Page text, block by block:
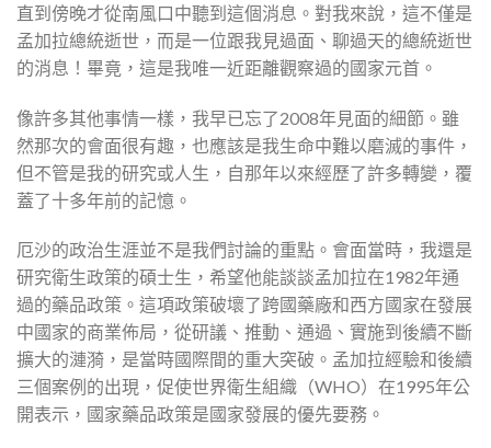
直到傍晚才從南風口中聽到這個消息。對我來說，這不僅是
孟加拉總統逝世，而是一位跟我見過面、聊過天的總統逝世
的消息！畢竟，這是我唯一近距離觀察過的國家元首。
像許多其他事情一樣，我早已忘了2008年見面的細節。雖
然那次的會面很有趣，也應該是我生命中難以磨滅的事件，
但不管是我的研究或人生，自那年以來經歷了許多轉變，覆
蓋了十多年前的記憶。
厄沙的政治生涯並不是我們討論的重點。會面當時，我還是
研究衛生政策的碩士生，希望他能談談孟加拉在1982年通
過的藥品政策。這項政策破壞了跨國藥廠和西方國家在發展
中國家的商業佈局，從研議、推動、通過、實施到後續不斷
擴大的漣漪，是當時國際間的重大突破。孟加拉經驗和後續
三個案例的出現，促使世界衛生組織（WHO）在1995年公
開表示，國家藥品政策是國家發展的優先要務。